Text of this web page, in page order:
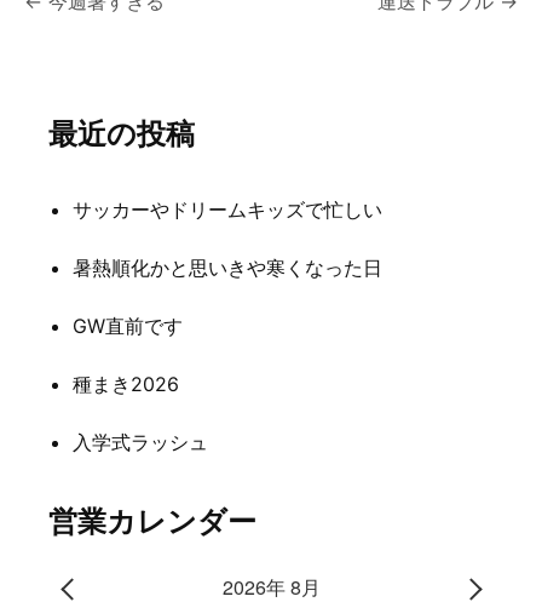
ビ
シ
最近の投稿
サッカーやドリームキッズで忙しい
暑熱順化かと思いきや寒くなった日
GW直前です
種まき2026
入学式ラッシュ
営業カレンダー
2026年 8月